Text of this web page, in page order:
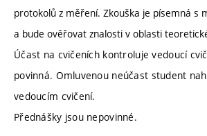
protokolů z měření. Zkouška je písemná s
a bude ověřovat znalosti v oblasti
Účast na cvičeních kontroluje vedoucí
povinná. Omluvenou neúčast student
vedoucím cvičení.
Přednášky jsou nepovinné.